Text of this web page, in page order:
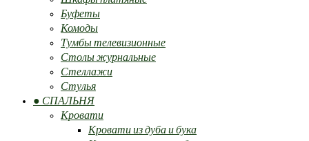
Буфеты
Комоды
Тумбы телевизионные
Столы журнальные
Стеллажи
Стулья
● СПАЛЬНЯ
Кровати
Кровати из дуба и бука